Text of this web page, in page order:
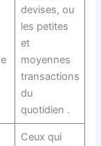
devises, ou
les petites
et
moyennes
transactions
du
quotidien .
Ceux qui